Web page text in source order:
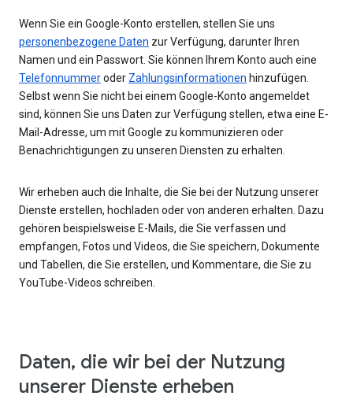
Wenn Sie ein Google-Konto erstellen, stellen Sie uns
personenbezogene Daten zur Verfügung, darunter Ihren
Namen und ein Passwort. Sie können Ihrem Konto auch eine
Telefonnummeroder Zahlungsinformationen hinzufügen.
Selbst wenn Sie nicht bei einem Google-Konto angemeldet
sind, können Sie uns Daten zur Verfügung stellen, etwa eine E-
Mail-Adresse, um mit Google zu kommunizieren oder
Benachrichtigungen zu unseren Diensten zu erhalten.
Wir erheben auch die Inhalte, die Sie bei der Nutzung unserer
Dienste erstellen, hochladen oder von anderen erhalten. Dazu
gehören beispielsweise E-Mails, die Sie verfassen und
empfangen, Fotos und Videos, die Sie speichern, Dokumente
und Tabellen, die Sie erstellen, und Kommentare, die Sie zu
YouTube-Videos schreiben.
Daten, die wir bei der Nutzung
unserer Dienste erheben